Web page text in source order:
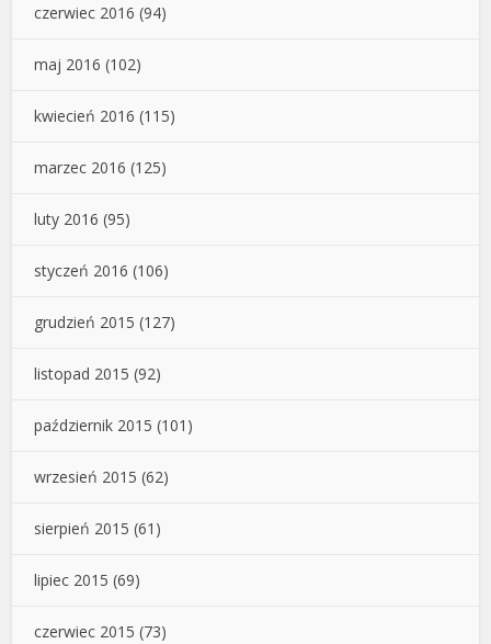
czerwiec 2016 (94)
maj 2016 (102)
kwiecień 2016 (115)
marzec 2016 (125)
luty 2016 (95)
styczeń 2016 (106)
grudzień 2015 (127)
listopad 2015 (92)
październik 2015 (101)
wrzesień 2015 (62)
sierpień 2015 (61)
lipiec 2015 (69)
czerwiec 2015 (73)